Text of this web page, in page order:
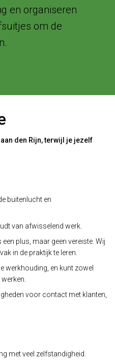
en organiseren
om de
den Rijn, terwijl je jezelf
buitenlucht en
van afwisselend werk.
plus, maar geen vereiste. Wij
in de praktijk te leren.
werkhouding, en kunt zowel
voor contact met klanten,
met veel zelfstandigheid.